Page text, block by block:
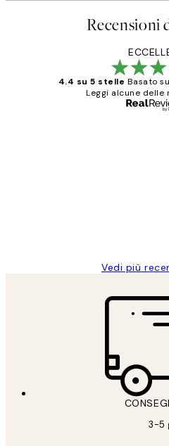
Recensioni
4.4 su 5 stelle Basato
Leggi alcune delle
Vedi più
3-5